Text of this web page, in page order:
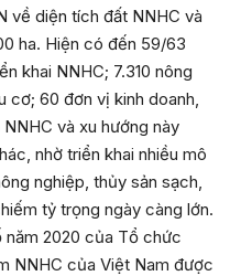
về diện tích đất NNHC và
ha. Hiện có đến 59/63
khai NNHC; 7.310 nông
cơ; 60 đơn vị kinh doanh,
và xu hướng này
nhờ triển khai nhiều mô
nghiệp, thủy sản sạch,
tỷ trọng ngày càng lớn.
2020 của Tổ chức
NNHC của Việt Nam được